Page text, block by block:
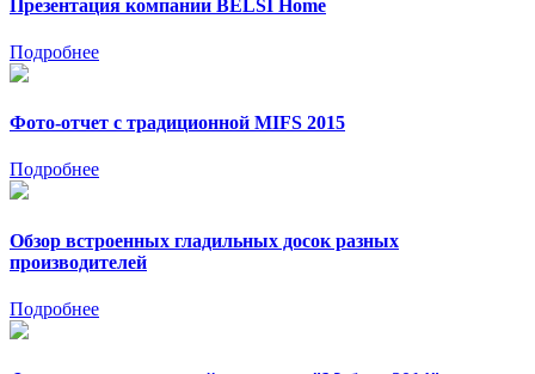
Презентация компании BELSI Home
Подробнее
Фото-отчет с традиционной MIFS 2015
Подробнее
Обзор встроенных гладильных досок разных
производителей
Подробнее